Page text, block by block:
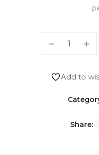
Add to
Share: